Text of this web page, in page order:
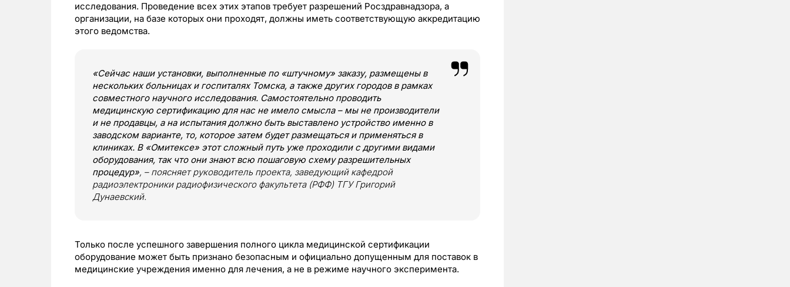
исследования. Проведение всех этих этапов требует разрешений Росздравнадзора, а
организации, на базе которых они проходят, должны иметь соответствующую аккредитацию
этого ведомства.
«Сейчас наши установки, выполненные по «штучному» заказу, размещены в
нескольких больницах и госпиталях Томска, а также других городов в рамках
совместного научного исследования. Самостоятельно проводить
медицинскую сертификацию для нас не имело смысла – мы не производители
и не продавцы, а на испытания должно быть выставлено устройство именно в
заводском варианте, то, которое затем будет размещаться и применяться в
клиниках. В «Омитексе» этот сложный путь уже проходили с другими видами
оборудования, так что они знают всю пошаговую схему разрешительных
процедур», – поясняет руководитель проекта, заведующий кафедрой
радиоэлектроники радиофизического факультета (РФФ) ТГУ Григорий
Дунаевский.
Только после успешного завершения полного цикла медицинской сертификации
оборудование может быть признано безопасным и официально допущенным для поставок в
медицинские учреждения именно для лечения, а не в режиме научного эксперимента.